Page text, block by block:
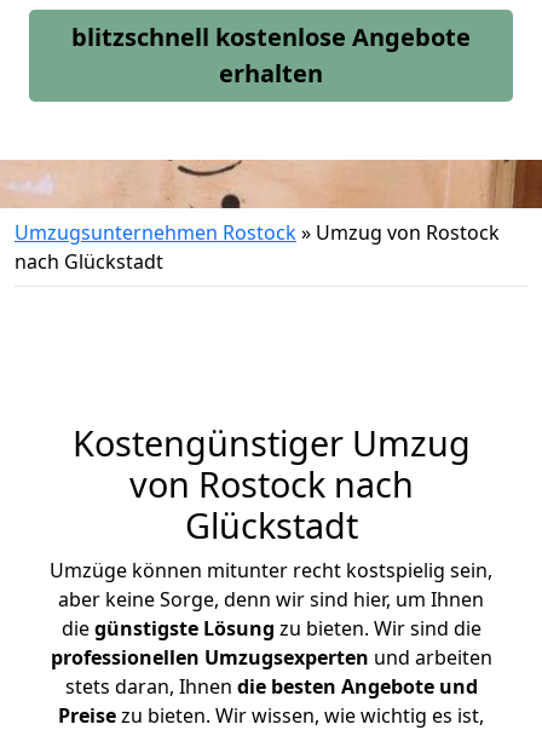
blitzschnell kostenlose Angebote
erhalten
Umzugsunternehmen Rostock» Umzug von Rostock
nach Glückstadt
Kostengünstiger Umzug
von Rostock nach
Glückstadt
Umzüge können mitunter recht kostspielig sein,
aber keine Sorge, denn wir sind hier, um Ihnen
diegünstigste Lösung zu bieten. Wir sind die
professionellen Umzugsexperten und arbeiten
stets daran, Ihnen die besten Angebote und
Preisezu bieten. Wir wissen, wie wichtig es ist,